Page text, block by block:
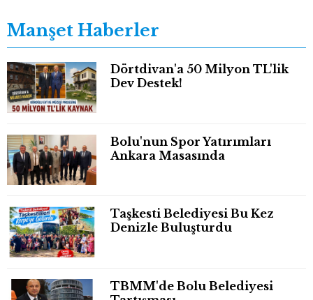
Manşet Haberler
Dörtdivan'a 50 Milyon TL'lik
Dev Destek!
Bolu'nun Spor Yatırımları
Ankara Masasında
Taşkesti Belediyesi Bu Kez
Denizle Buluşturdu
TBMM'de Bolu Belediyesi